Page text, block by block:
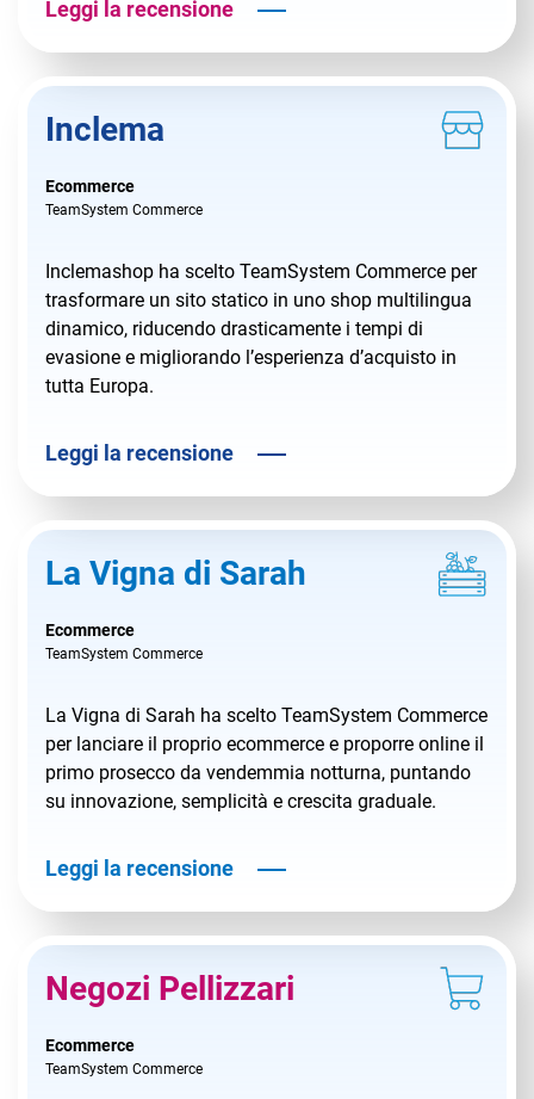
Leggi la recensione
Inclema
Ecommerce
TeamSystem Commerce
Inclemashop ha scelto TeamSystem Commerce per
trasformare un sito statico in uno shop multilingua
dinamico, riducendo drasticamente i tempi di
evasione e migliorando l’esperienza d’acquisto in
tutta Europa.
Leggi la recensione
La Vigna di Sarah
Ecommerce
TeamSystem Commerce
La Vigna di Sarah ha scelto TeamSystem Commerce
per lanciare il proprio ecommerce e proporre online il
primo prosecco da vendemmia notturna, puntando
su innovazione, semplicità e crescita graduale.
Leggi la recensione
Negozi Pellizzari
Ecommerce
TeamSystem Commerce